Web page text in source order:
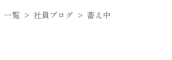
一覧 社員ブログ 蓄え中